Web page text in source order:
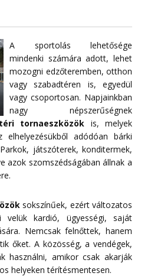
A sportolás lehetősége
mindenki számára adott, lehet
mozogni edzőteremben, otthon
vagy szabadtéren is, egyedül
vagy csoportosan. Napjainkban
nagy népszerűségnek
tornaeszközök is, melyek
adódóan bárki
játszóterek, konditermek,
azok szomszédságában állnak a
sokszínűek, ezért változatos
velük kardió, ügyességi, saját
Nemcsak felnőttek, hanem
őket. A közösség, a vendégek,
használni, amikor csak akarják
helyeken térítésmentesen.